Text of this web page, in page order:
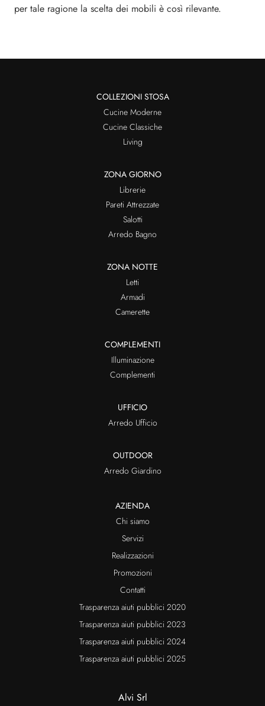
per tale ragione la scelta dei mobili è così rilevante.
COLLEZIONI STOSA
Cucine Moderne
Cucine Classiche
Living
ZONA GIORNO
Librerie
Pareti Attrezzate
Salotti
Arredo Bagno
ZONA NOTTE
Letti
Armadi
Camerette
COMPLEMENTI
Illuminazione
Complementi
UFFICIO
Arredo Ufficio
OUTDOOR
Arredo Giardino
AZIENDA
Chi siamo
Servizi
Realizzazioni
Promozioni
Contatti
Trasparenza aiuti pubblici 2020
Trasparenza aiuti pubblici 2023
Trasparenza aiuti pubblici 2024
Trasparenza aiuti pubblici 2025
Alvi Srl